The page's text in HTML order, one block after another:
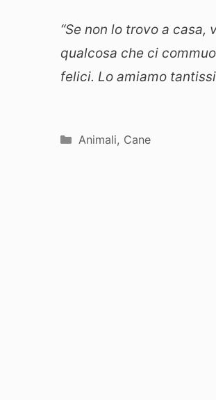
“Se non lo trovo a casa,
qualcosa che ci
felici. Lo amiamo
Categorie
Animali, Cane